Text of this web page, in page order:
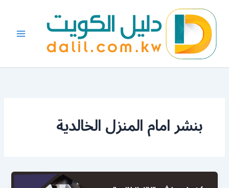
المحتوى
بنشر امام المنزل الخالدية